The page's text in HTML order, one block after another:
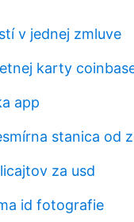
v jednej zmluve
karty
app
stanica od
za usd
id fotografie